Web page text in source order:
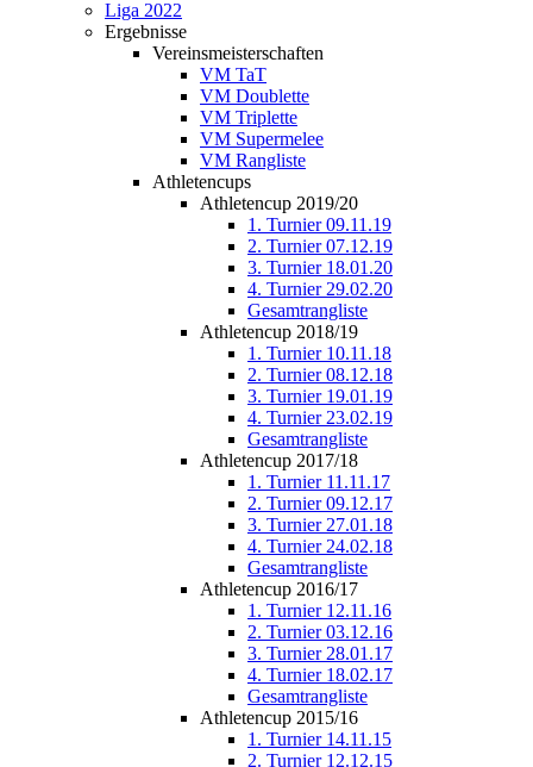
Liga 2022
Ergebnisse
Vereinsmeisterschaften
VM TaT
VM Doublette
VM Triplette
VM Supermelee
VM Rangliste
Athletencups
Athletencup 2019/20
1. Turnier 09.11.19
2. Turnier 07.12.19
3. Turnier 18.01.20
4. Turnier 29.02.20
Gesamtrangliste
Athletencup 2018/19
1. Turnier 10.11.18
2. Turnier 08.12.18
3. Turnier 19.01.19
4. Turnier 23.02.19
Gesamtrangliste
Athletencup 2017/18
1. Turnier 11.11.17
2. Turnier 09.12.17
3. Turnier 27.01.18
4. Turnier 24.02.18
Gesamtrangliste
Athletencup 2016/17
1. Turnier 12.11.16
2. Turnier 03.12.16
3. Turnier 28.01.17
4. Turnier 18.02.17
Gesamtrangliste
Athletencup 2015/16
1. Turnier 14.11.15
2. Turnier 12.12.15